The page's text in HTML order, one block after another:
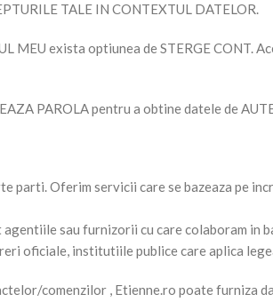
TALE IN CONTEXTUL DATELOR.
exista optiunea de STERGE CONT.
PAROLA pentru a obtine datele de
parti. Oferim servicii care se bazeaza
sau furnizorii cu care colaboram in
oficiale, institutiile publice care aplica
comenzilor , Etienne.ro poate